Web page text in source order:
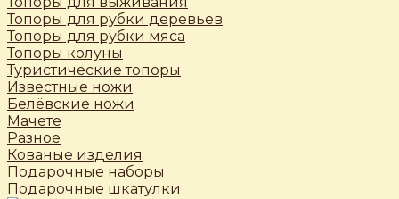
Топоры для рубки деревьев
Топоры для рубки мяса
Топоры колуны
Туристические топоры
Известные ножи
Белёвские ножи
Мачете
Разное
Кованые изделия
Подарочные наборы
Подарочные шкатулки